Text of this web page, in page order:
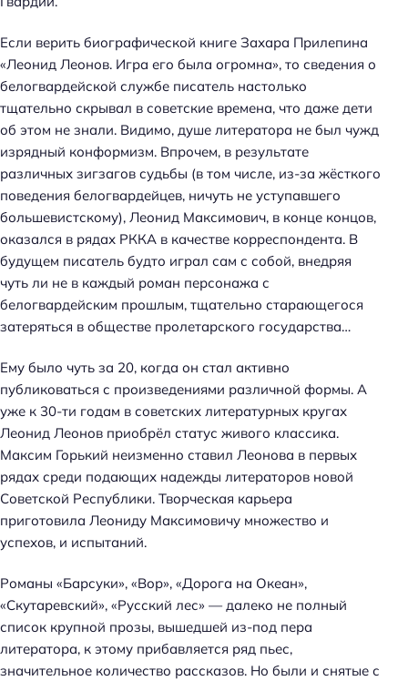
Если верить биографической книге Захара Прилепина
«Леонид Леонов. Игра его была огромна», то сведения о
белогвардейской службе писатель настолько
тщательно скрывал в советские времена, что даже дети
об этом не знали. Видимо, душе литератора не был чужд
изрядный конформизм. Впрочем, в результате
различных зигзагов судьбы (в том числе, из-за жёсткого
поведения белогвардейцев, ничуть не уступавшего
большевистскому), Леонид Максимович, в конце концов,
оказался в рядах РККА в качестве корреспондента. В
будущем писатель будто играл сам с собой, внедряя
чуть ли не в каждый роман персонажа с
белогвардейским прошлым, тщательно старающегося
затеряться в обществе пролетарского государства…
Ему было чуть за 20, когда он стал активно
публиковаться с произведениями различной формы. А
уже к 30-ти годам в советских литературных кругах
Леонид Леонов приобрёл статус живого классика.
Максим Горький неизменно ставил Леонова в первых
рядах среди подающих надежды литераторов новой
Советской Республики. Творческая карьера
приготовила Леониду Максимовичу множество и
успехов, и испытаний.
Романы «Барсуки», «Вор», «Дорога на Океан»,
«Скутаревский», «Русский лес» — далеко не полный
список крупной прозы, вышедшей из-под пера
литератора, к этому прибавляется ряд пьес,
значительное количество рассказов. Но были и снятые с